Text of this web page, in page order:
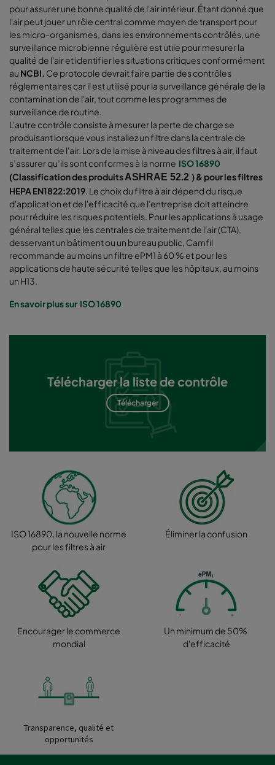
pour assurer une bonne qualité de l'air intérieur. Étant donné que
l'air peut jouer un rôle central comme moyen de transport pour
les micro-organismes, dans les environnements contrôlés, une
surveillance microbienne régulière est utile pour mesurer la
qualité de l'air et identifier les situations critiques conformément
au NCBI. Ce protocole devrait faire partie des contrôles
réglementaires car il est utilisé pour la surveillance générale de la
contamination de l'air, tout comme les programmes de
surveillance de routine.
L'autre contrôle consiste à mesurer la perte de charge se
produisant lorsque vous installez un filtre dans la centrale de
traitement de l'air. Lors de la mise à niveau des filtres à air, il faut
s’assurer qu’ils sont conformes à la norme ISO 16890
(Classification des produitsASHRAE 52.2 ) & pour les filtres
HEPA EN1822:2019. Le choix du filtre à air dépend du risque
d'application et de l'efficacité que l'entreprise doit atteindre
pour réduire les risques potentiels. Pour les applications à usage
général telles que les centrales de traitement de l'air (CTA),
desservant un bâtiment ou un bureau public, Camfil
recommande au moins un filtre ePM1 à 60 % et pour les
applications de haute sécurité telles que les hôpitaux, au moins
un H13.
En savoir plus sur ISO 16890
Télécharger la liste de contrôle
Télécharger
ISO 16890, la nouvelle norme
pour les filtres à air
Éliminer la confusion
Encourager le commerce
mondial
Un minimum de 50%
d'efficacité
Transparence, qualité et
opportunités